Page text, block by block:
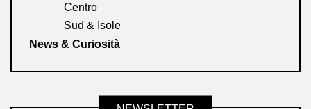
Centro
Sud & Isole
News & Curiosità